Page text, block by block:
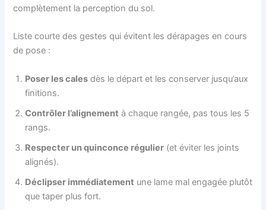
complètement la perception du sol.
Liste courte des gestes qui évitent les dérapages en cours
de pose :
Poser les cales dès le départ et les conserver jusqu’aux
finitions.
Contrôler l’alignement à chaque rangée, pas tous les 5
rangs.
Respecter un quinconce régulier (et éviter les joints
alignés).
Déclipser immédiatement une lame mal engagée plutôt
que taper plus fort.